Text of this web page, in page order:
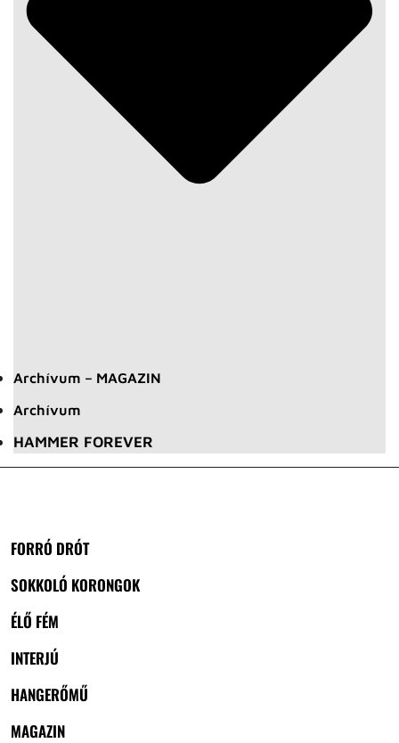
Archívum – MAGAZIN
Archívum
HAMMER FOREVER
FORRÓ DRÓT
SOKKOLÓ KORONGOK
ÉLŐ FÉM
INTERJÚ
HANGERŐMŰ
MAGAZIN